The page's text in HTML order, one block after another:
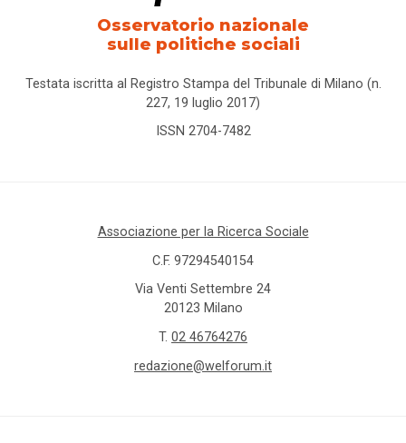
Osservatorio nazionale
sulle politiche sociali
Testata iscritta al Registro Stampa del Tribunale di Milano (n.
227, 19 luglio 2017)
ISSN 2704-7482
Associazione per la Ricerca Sociale
C.F. 97294540154
Via Venti Settembre 24
20123 Milano
T. 02 46764276
redazione@welforum.it